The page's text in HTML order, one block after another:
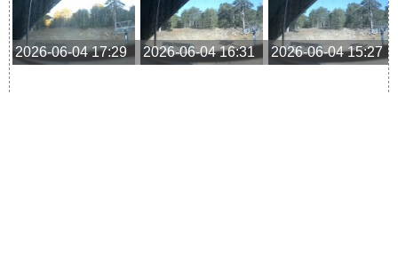
2026-06-04 17:29 2026-06-04 16:31 2026-06-04 15:27